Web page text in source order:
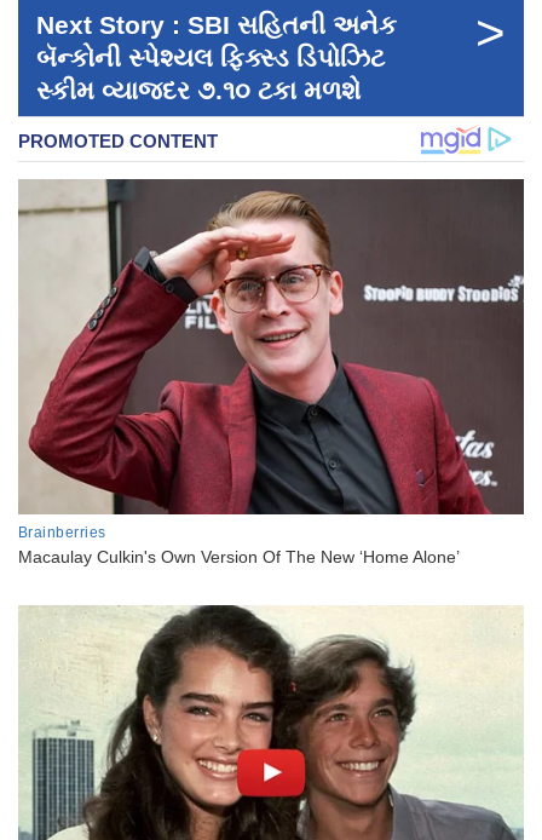
Next Story : SBI સહિતની અનેક
બૅન્કોની સ્પેશ્યલ ફિક્સ્ડ ડિપોઝિટ
સ્કીમ વ્યાજદર ૭.૧૦ ટકા મળશે
>